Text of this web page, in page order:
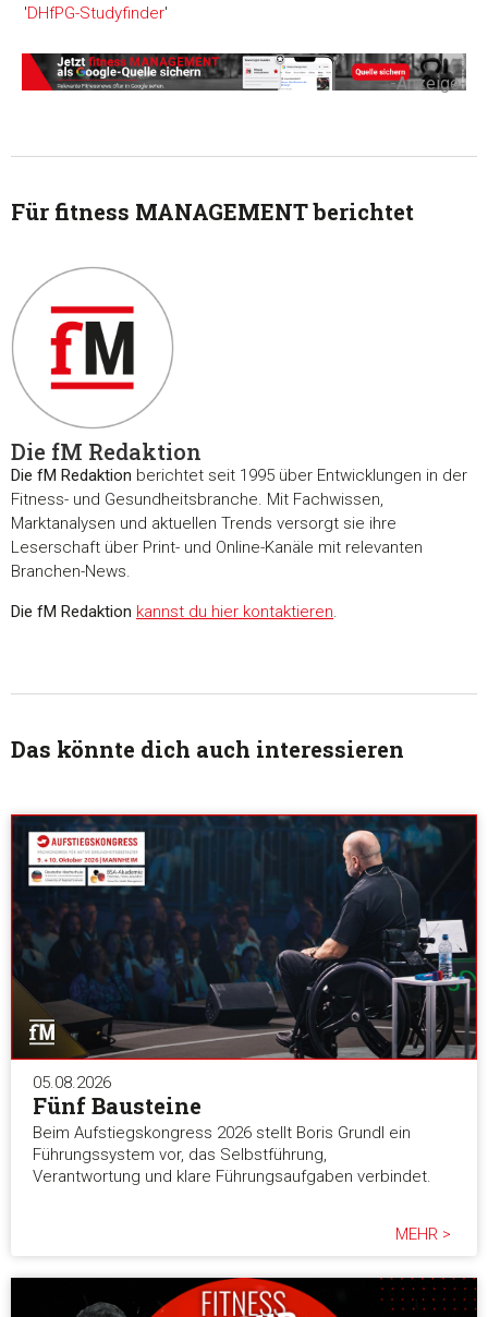
'DHfPG-Studyfinder'
-Anzeige-
Für fitness MANAGEMENT berichtet
Die fM Redaktion
Die fM Redaktion berichtet seit 1995 über Entwicklungen in der
Fitness- und Gesundheitsbranche. Mit Fachwissen,
Marktanalysen und aktuellen Trends versorgt sie ihre
Leserschaft über Print- und Online-Kanäle mit relevanten
Branchen-News.
Die fM Redaktion kannst du hier kontaktieren
Das könnte dich auch interessieren
05.08.2026
Fünf Bausteine
Beim Aufstiegskongress 2026 stellt Boris Grundl ein
Führungssystem vor, das Selbstführung,
Verantwortung und klare Führungsaufgaben verbindet.
MEHR >